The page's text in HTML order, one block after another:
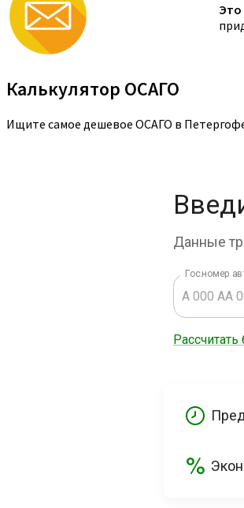
Это
Калькулятор ОСАГО
Ищите самое дешевое ОСАГО в